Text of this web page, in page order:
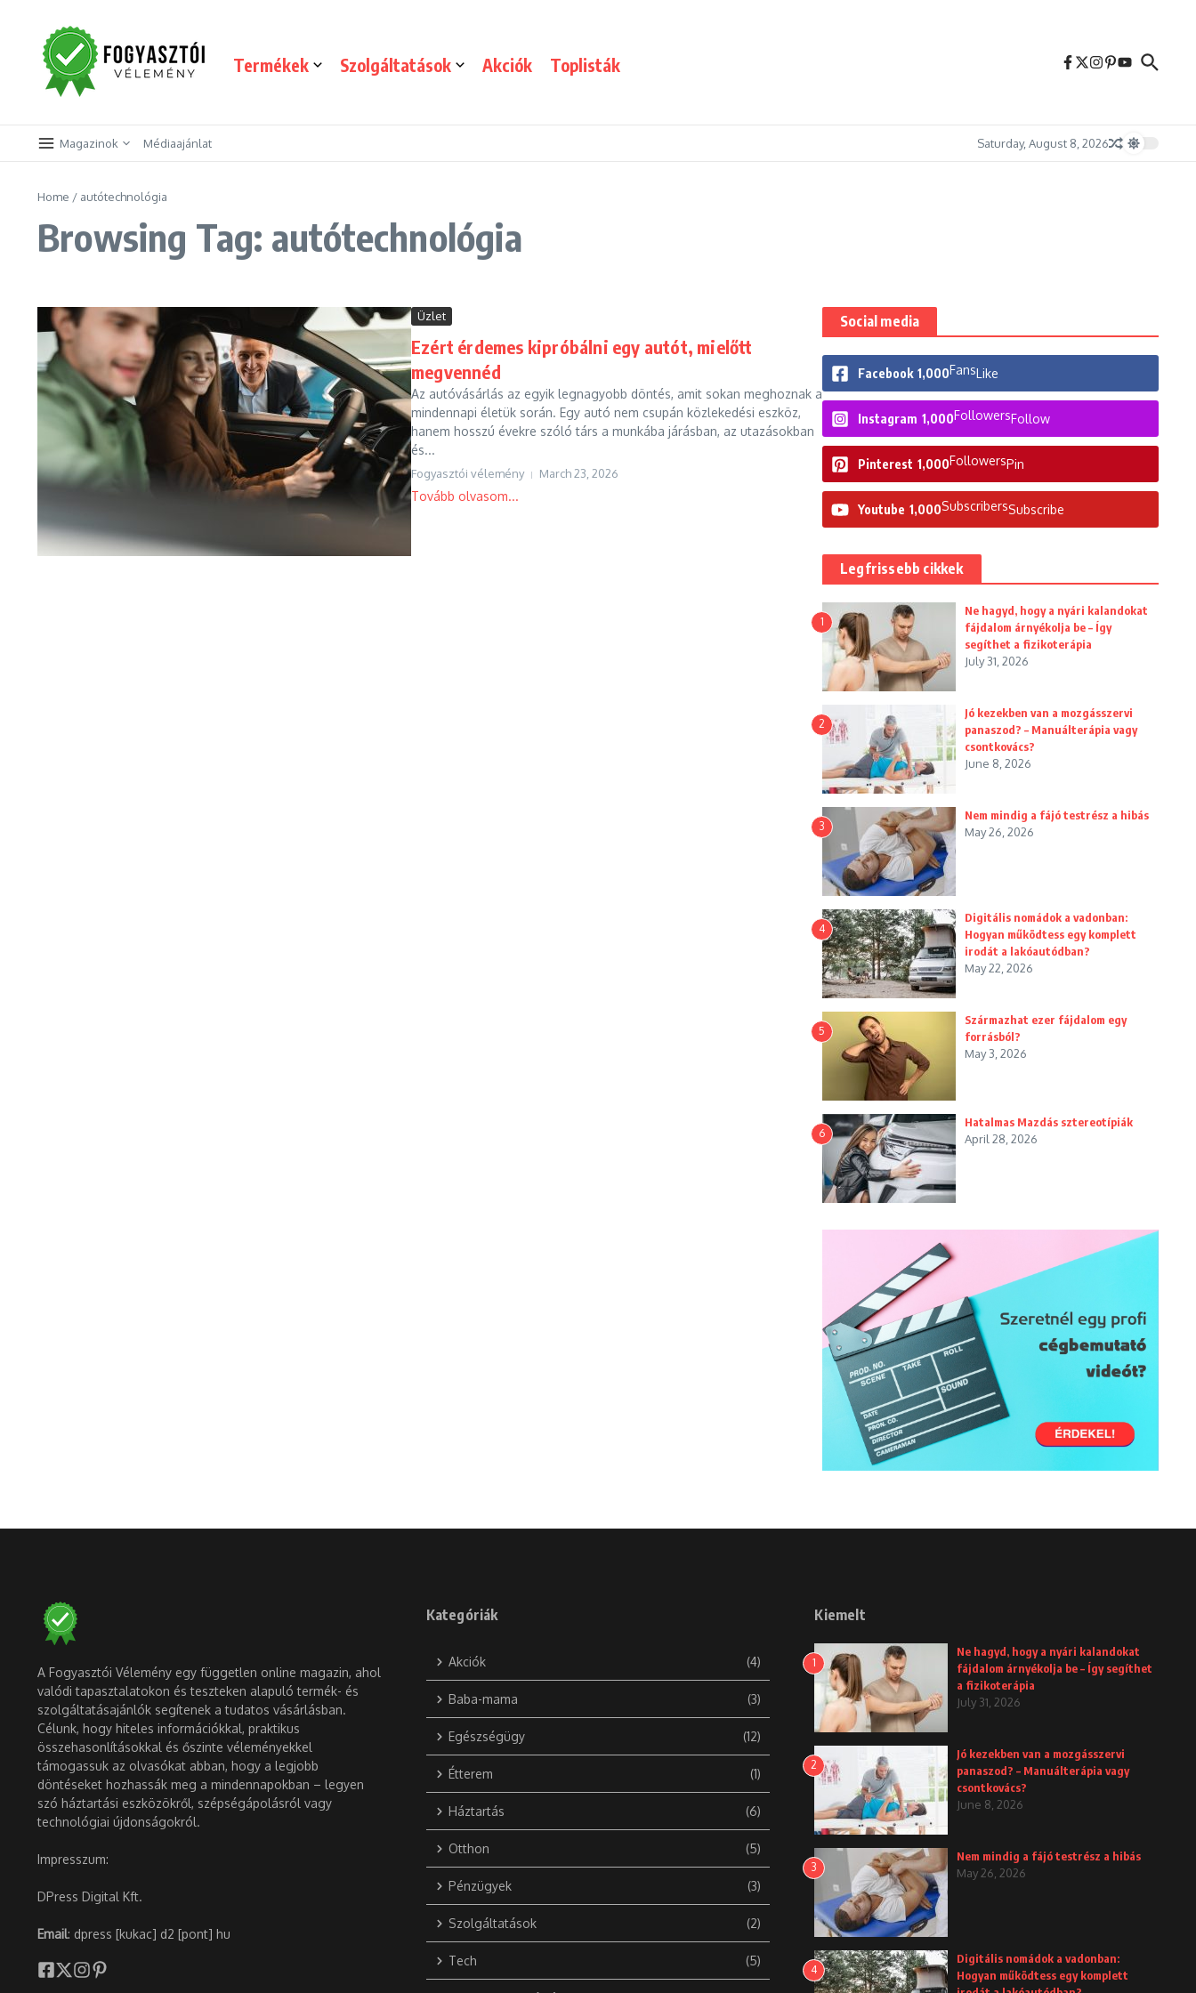
Termékek Szolgáltatások Akciók Toplisták
Magazinok Médiaajánlat Saturday, August 8, 2026
Home / autótechnológia
Browsing Tag: autótechnológia
Üzlet
Ezért érdemes kipróbálni egy autót, mielőtt
megvennéd
Az autóvásárlás az egyik legnagyobb döntés, amit sokan meghoznak a
mindennapi életük során. Egy autó nem csupán közlekedési eszköz,
hanem hosszú évekre szóló társ a munkába járásban, az utazásokban
és...
Fogyasztói vélemény March 23, 2026
Tovább olvasom...
Social media
Facebook 1,000FansLike
Instagram 1,000FollowersFollow
Pinterest 1,000FollowersPin
Youtube 1,000SubscribersSubscribe
Legfrissebb cikkek
1
Ne hagyd, hogy a nyári kalandokat
fájdalom árnyékolja be – Így
segíthet a fizikoterápia
July 31, 2026
2
Jó kezekben van a mozgásszervi
panaszod? – Manuálterápia vagy
csontkovács?
June 8, 2026
3
Nem mindig a fájó testrész a hibás
May 26, 2026
4
Digitális nomádok a vadonban:
Hogyan működtess egy komplett
irodát a lakóautódban?
May 22, 2026
5
Származhat ezer fájdalom egy
forrásból?
May 3, 2026
6
Hatalmas Mazdás sztereotípiák
April 28, 2026
A Fogyasztói Vélemény egy független online magazin, ahol
valódi tapasztalatokon és teszteken alapuló termék- és
szolgáltatásajánlók segítenek a tudatos vásárlásban.
Célunk, hogy hiteles információkkal, praktikus
összehasonlításokkal és őszinte véleményekkel
támogassuk az olvasókat abban, hogy a legjobb
döntéseket hozhassák meg a mindennapokban – legyen
szó háztartási eszközökről, szépségápolásról vagy
technológiai újdonságokról.
Impresszum:
DPress Digital Kft.
Email: dpress [kukac] d2 [pont] hu
Kategóriák
Akciók (4)
Baba-mama (3)
Egészségügy (12)
Étterem (1)
Háztartás (6)
Otthon (5)
Pénzügyek (3)
Szolgáltatások (2)
Tech (5)
Kiemelt
1
Ne hagyd, hogy a nyári kalandokat
fájdalom árnyékolja be – Így segíthet
a fizikoterápia
July 31, 2026
2
Jó kezekben van a mozgásszervi
panaszod? – Manuálterápia vagy
csontkovács?
June 8, 2026
3
Nem mindig a fájó testrész a hibás
May 26, 2026
4
Digitális nomádok a vadonban:
Hogyan működtess egy komplett